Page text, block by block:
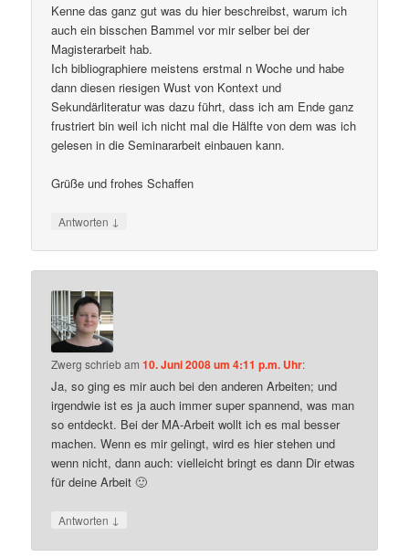
Kenne das ganz gut was du hier beschreibst, warum ich
auch ein bisschen Bammel vor mir selber bei der
Magisterarbeit hab.
Ich bibliographiere meistens erstmal n Woche und habe
dann diesen riesigen Wust von Kontext und
Sekundärliteratur was dazu führt, dass ich am Ende ganz
frustriert bin weil ich nicht mal die Hälfte von dem was ich
gelesen in die Seminararbeit einbauen kann.
Grüße und frohes Schaffen
Antworten ↓
Zwerg schriebam10. Juni 2008 um 4:11 p.m. Uhr:
Ja, so ging es mir auch bei den anderen Arbeiten; und
irgendwie ist es ja auch immer super spannend, was man
so entdeckt. Bei der MA-Arbeit wollt ich es mal besser
machen. Wenn es mir gelingt, wird es hier stehen und
wenn nicht, dann auch: vielleicht bringt es dann Dir etwas
für deine Arbeit 🙂
Antworten ↓